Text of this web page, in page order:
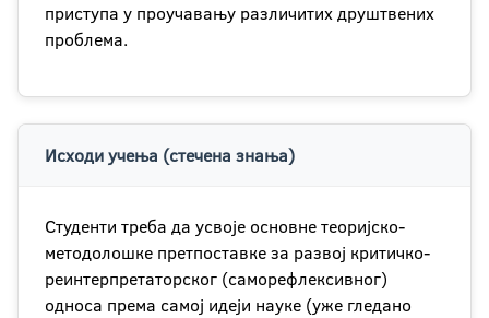
приступа у проучавању различитих друштвених
проблема.
Исходи учења (стечена знања)
Студенти треба да усвоје основне теоријско-
методолошке претпоставке за развој критичко-
реинтерпретаторског (саморефлексивног)
односа према самој идеји науке (уже гледано